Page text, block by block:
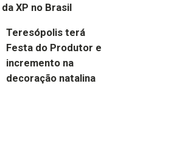
XP no Brasil
Teresópolis terá
Festa do Produtor e
incremento na
decoração natalina